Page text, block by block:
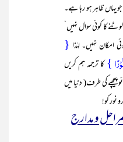
یہاں ظاہر ہو رہا ہے۔
کا کوئی سوال نہیں‘
نہیں۔ لہٰذا {
}کا ترجمہ ہم کریں
کی طرف( دنیا میں
کو!
و مدارج